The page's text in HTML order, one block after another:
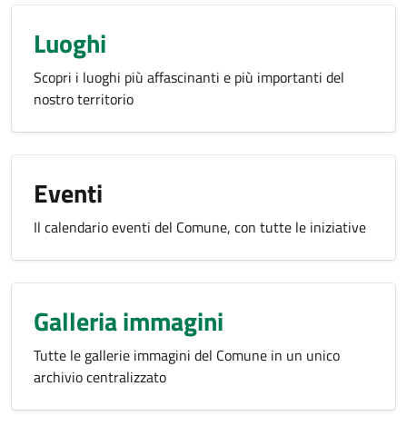
Luoghi
Scopri i luoghi più affascinanti e più importanti del
nostro territorio
Eventi
Il calendario eventi del Comune, con tutte le iniziative
Galleria immagini
Tutte le gallerie immagini del Comune in un unico
archivio centralizzato